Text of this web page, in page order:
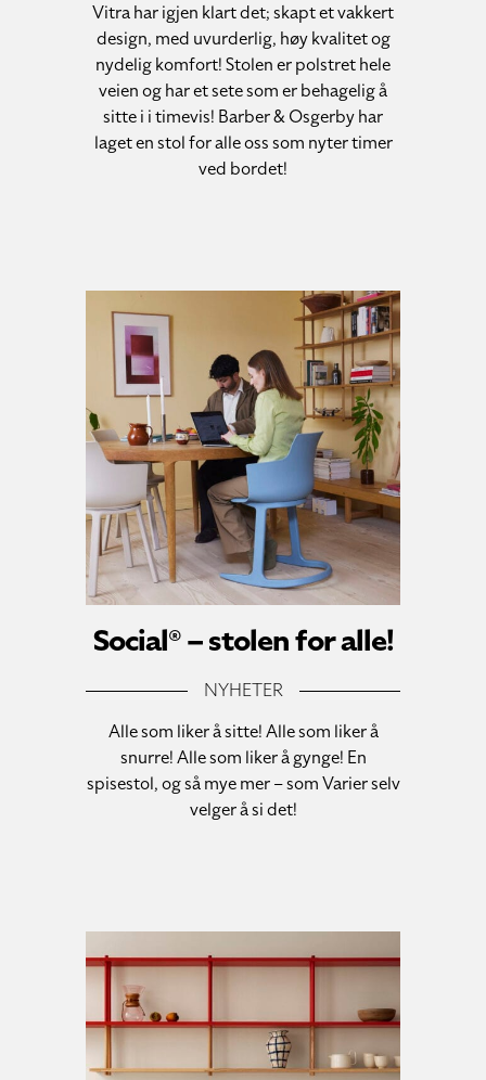
Vitra har igjen klart det; skapt et vakkert
design, med uvurderlig, høy kvalitet og
nydelig komfort! Stolen er polstret hele
veien og har et sete som er behagelig å
sitte i i timevis! Barber & Osgerby har
laget en stol for alle oss som nyter timer
ved bordet!
Social® – stolen for alle!
NYHETER
Alle som liker å sitte! Alle som liker å
snurre! Alle som liker å gynge! En
spisestol, og så mye mer – som Varier selv
velger å si det!